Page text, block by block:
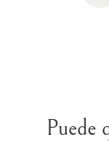
Puede